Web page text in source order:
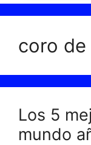
coro de
Los 5
mundo